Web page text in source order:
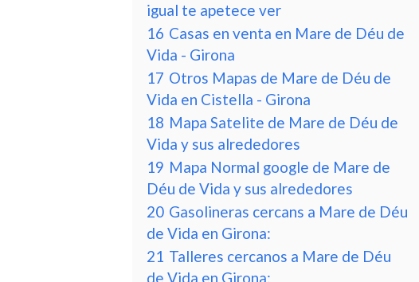
igual te apetece ver
16 Casas en venta en Mare de Déu de
Vida - Girona
17 Otros Mapas de Mare de Déu de
Vida en Cistella - Girona
18 Mapa Satelite de Mare de Déu de
Vida y sus alrededores
19 Mapa Normal google de Mare de
Déu de Vida y sus alrededores
20 Gasolineras cercans a Mare de Déu
de Vida en Girona:
21 Talleres cercanos a Mare de Déu
de Vida en Girona: